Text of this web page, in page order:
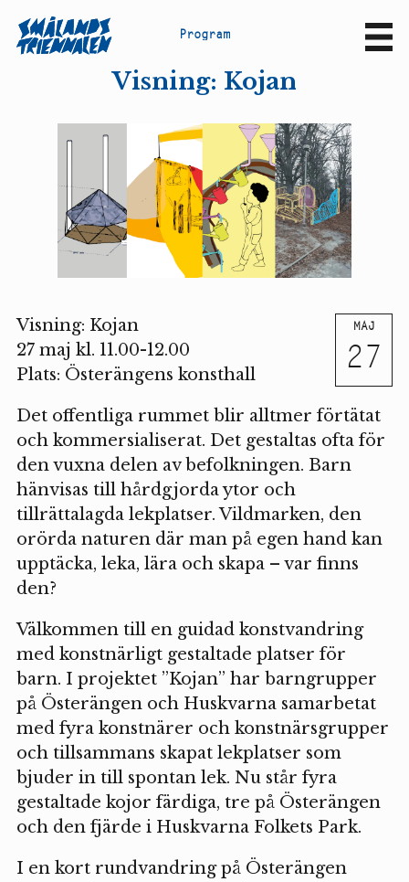
Program
Visning: Kojan
MAJ
27
Visning: Kojan
27 maj kl. 11.00-12.00
Plats: Österängens konsthall
Det offentliga rummet blir alltmer förtätat
och kommersialiserat. Det gestaltas ofta för
den vuxna delen av befolkningen. Barn
hänvisas till hårdgjorda ytor och
tillrättalagda lekplatser. Vildmarken, den
orörda naturen där man på egen hand kan
upptäcka, leka, lära och skapa – var finns
den?
Välkommen till en guidad konstvandring
med konstnärligt gestaltade platser för
barn. I projektet ”Kojan” har barngrupper
på Österängen och Huskvarna samarbetat
med fyra konstnärer och konstnärsgrupper
och tillsammans skapat lekplatser som
bjuder in till spontan lek. Nu står fyra
gestaltade kojor färdiga, tre på Österängen
och den fjärde i Huskvarna Folkets Park.
I en kort rundvandring på Österängen